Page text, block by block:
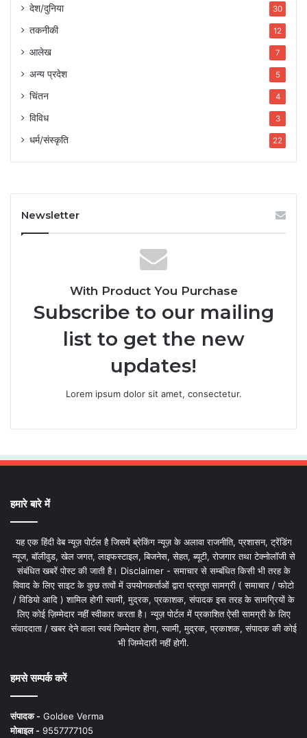
देश/दुनिया 30
तकनीकी 12
आलेख 7
अन्य प्रदेश 5
चिंतन 4
विविध 3
धर्म/संस्कृति 22
Newsletter
With Product You Purchase
Subscribe to our mailing
list to get the new
updates!
Lorem ipsum dolor sit amet, consectetur.
हमारे बारे में
यह एक हिंदी वेब न्यूज़ पोर्टल है जिसमें ब्रेकिंग न्यूज़ के अलावा राजनीति, प्रशासन, ट्रेंडिंग
न्यूज, बॉलीवुड, खेल जगत, लाइफस्टाइल, बिजनेस, सेहत, ब्यूटी, रोजगार तथा टेक्नोलॉजी से
संबंधित खबरें पोस्ट की जाती है। Disclaimer - समाचार से सम्बंधित किसी भी तरह के
विवाद के लिए साइट के कुछ तत्वों में उपयोगकर्ताओं द्वारा प्रस्तुत सामग्री ( समाचार / फोटो
/ विडियो आदि ) शामिल होगी स्वामी, मुद्रक, प्रकाशक, संपादक इस तरह के सामग्रियों के
लिए कोई ज़िम्मेदार नहीं स्वीकार करता है। न्यूज़ पोर्टल में प्रकाशित ऐसी सामग्री के लिए
संवाददाता / खबर देने वाला स्वयं जिम्मेदार होगा, स्वामी, मुद्रक, प्रकाशक, संपादक की कोई
भी जिम्मेदारी नहीं होगी.
हमसे सम्पर्क करें
संपादक - Goldee Verma
मोबाइल - 9557777105